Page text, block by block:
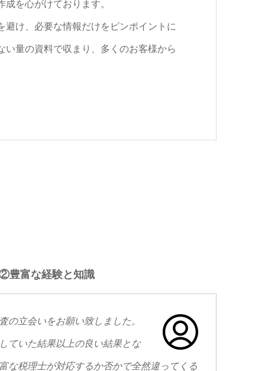
を心がけております。
避け、必要な情報だけをピンポイントに
い量の資料で収まり、多くのお客様から
豊富な経験と知識
の立会いをお願い致しました。
ていた結果以上の良い結果とな
な税理士が対応するか否かで全然違ってくる